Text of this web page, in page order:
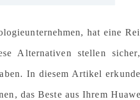
hat eine
Alternativen stellen
In diesem Artikel
das Beste aus Ihrem